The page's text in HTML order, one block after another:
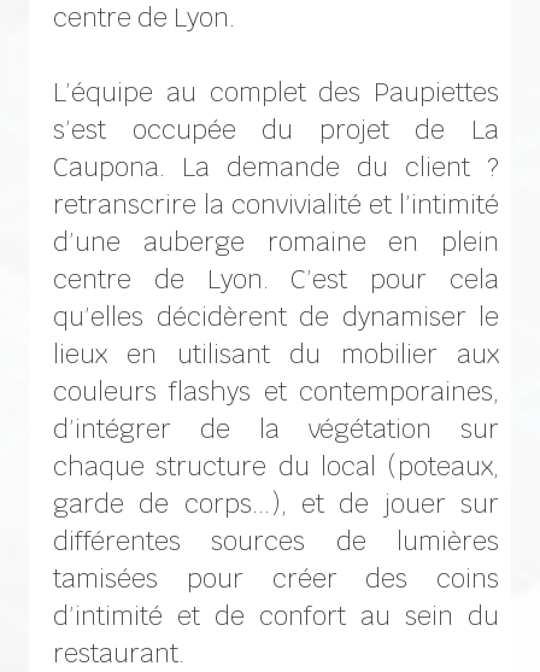
centre de Lyon.
L’équipe au complet des Paupiettes
s’est occupée du projet de La
Caupona. La demande du client ?
retranscrire la convivialité et l’intimité
d’une auberge romaine en plein
centre de Lyon. C’est pour cela
qu’elles décidèrent de dynamiser le
lieux en utilisant du mobilier aux
couleurs flashys et contemporaines,
d’intégrer de la végétation sur
chaque structure du local (poteaux,
garde de corps…), et de jouer sur
différentes sources de lumières
tamisées pour créer des coins
d’intimité et de confort au sein du
restaurant.